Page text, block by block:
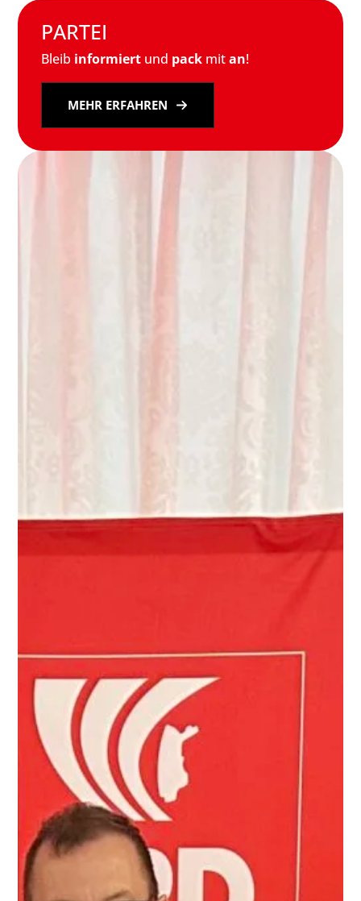
PARTEI
Bleib informiertund packmitan!
MEHR ERFAHREN